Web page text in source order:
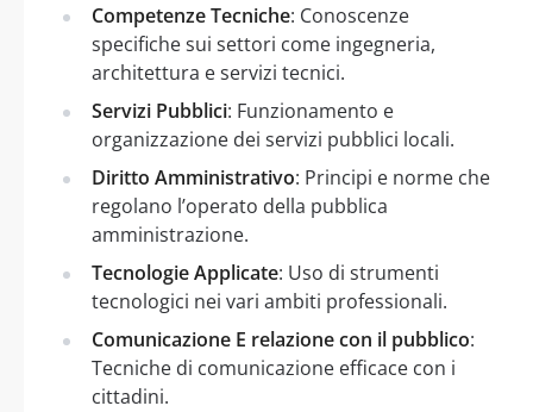
Competenze Tecniche: Conoscenze
specifiche sui settori come ingegneria,
architettura e servizi tecnici.
Servizi Pubblici: Funzionamento e
organizzazione dei servizi pubblici locali.
Diritto Amministrativo: Principi e norme che
regolano l’operato della pubblica
amministrazione.
Tecnologie Applicate: Uso di strumenti
tecnologici nei vari ambiti professionali.
Comunicazione E relazione con il pubblico:
Tecniche di comunicazione efficace con i
cittadini.